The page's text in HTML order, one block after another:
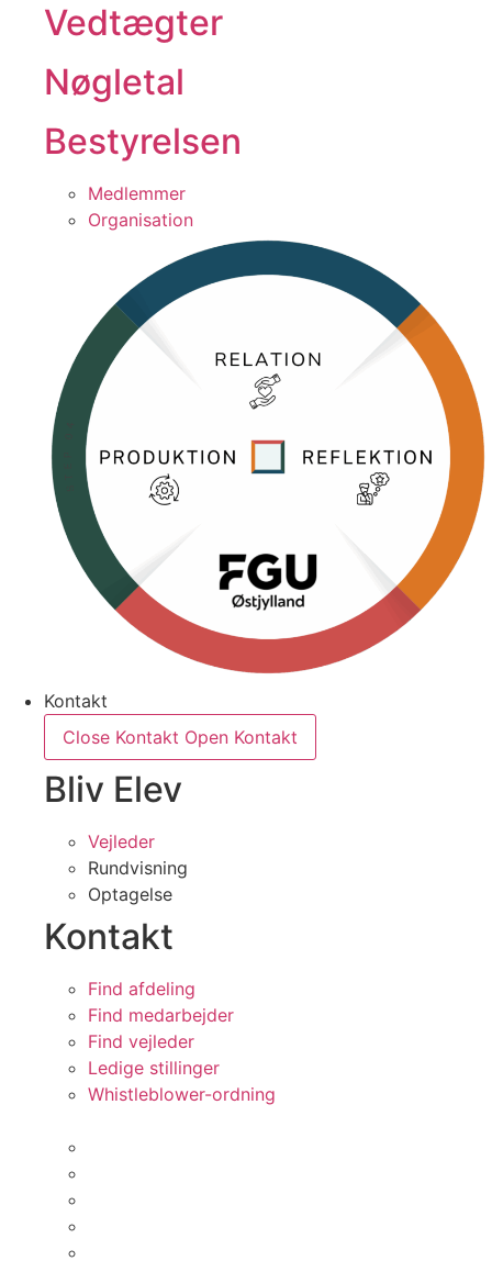
Vedtægter
Nøgletal
Bestyrelsen
Medlemmer
Organisation
Kontakt
Close Kontakt Open Kontakt
Bliv Elev
Vejleder
Rundvisning
Optagelse
Kontakt
Find afdeling
Find medarbejder
Find vejleder
Ledige stillinger
Whistleblower-ordning